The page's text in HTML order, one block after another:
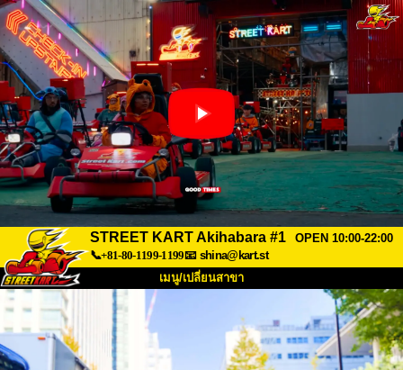
STREET KART Akihabara #1
OPEN 10:00-22:00
📞+81-80-1199-1199📧 shina@kart.st
เมนู/เปลี่ยนสาขา
เกี่ยวกับ ราคา